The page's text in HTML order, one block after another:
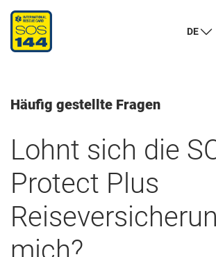
DE
Häufig gestellte Fragen
Lohnt sich die
Protect Plus
mich?